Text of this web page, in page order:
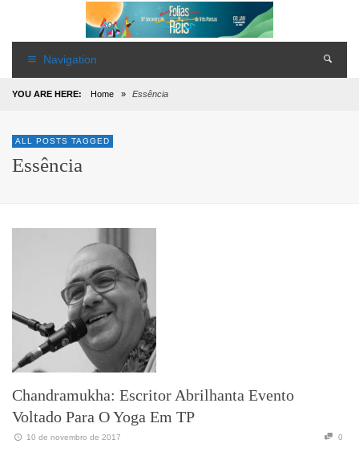
Navigation
YOU ARE HERE: Home » Essência
ALL POSTS TAGGED
Essência
Chandramukha: Escritor Abrilhanta Evento
Voltado Para O Yoga Em TP
10 de novembro de 2017 0